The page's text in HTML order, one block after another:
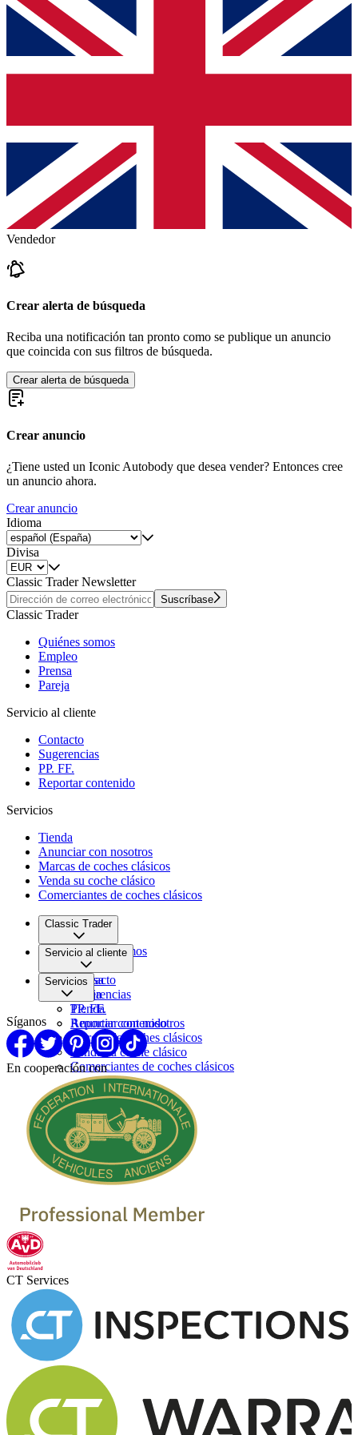
Vendedor
Crear alerta de búsqueda
Reciba una notificación tan pronto como se publique un anuncio
que coincida con sus filtros de búsqueda.
Crear alerta de búsqueda
Crear anuncio
¿Tiene usted un Iconic Autobody que desea vender? Entonces cree
un anuncio ahora.
Crear anuncio
Idioma
Divisa
Classic Trader Newsletter
Suscríbase
Classic Trader
Quiénes somos
Empleo
Prensa
Pareja
Servicio al cliente
Contacto
Sugerencias
PP. FF.
Reportar contenido
Servicios
Tienda
Anunciar con nosotros
Marcas de coches clásicos
Venda su coche clásico
Comerciantes de coches clásicos
Classic Trader
Quiénes somos
Empleo
Prensa
Pareja
Servicio al cliente
Contacto
Sugerencias
PP. FF.
Reportar contenido
Servicios
Tienda
Anunciar con nosotros
Marcas de coches clásicos
Venda su coche clásico
Comerciantes de coches clásicos
Síganos
En cooperación con
CT Services